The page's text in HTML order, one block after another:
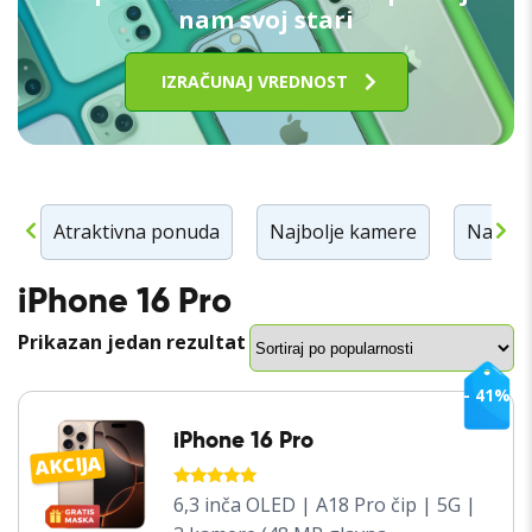
nam svoj stari
IZRAČUNAJ VREDNOST
Atraktivna ponuda Najbolje kamere
iPhone 16 Pro
Prikazan jedan rezultat
AKCIJA
- 41%
iPhone 16 Pro
OCENJENO
SA
5.00
6,3 inča OLED | A18 Pro čip | 5G |